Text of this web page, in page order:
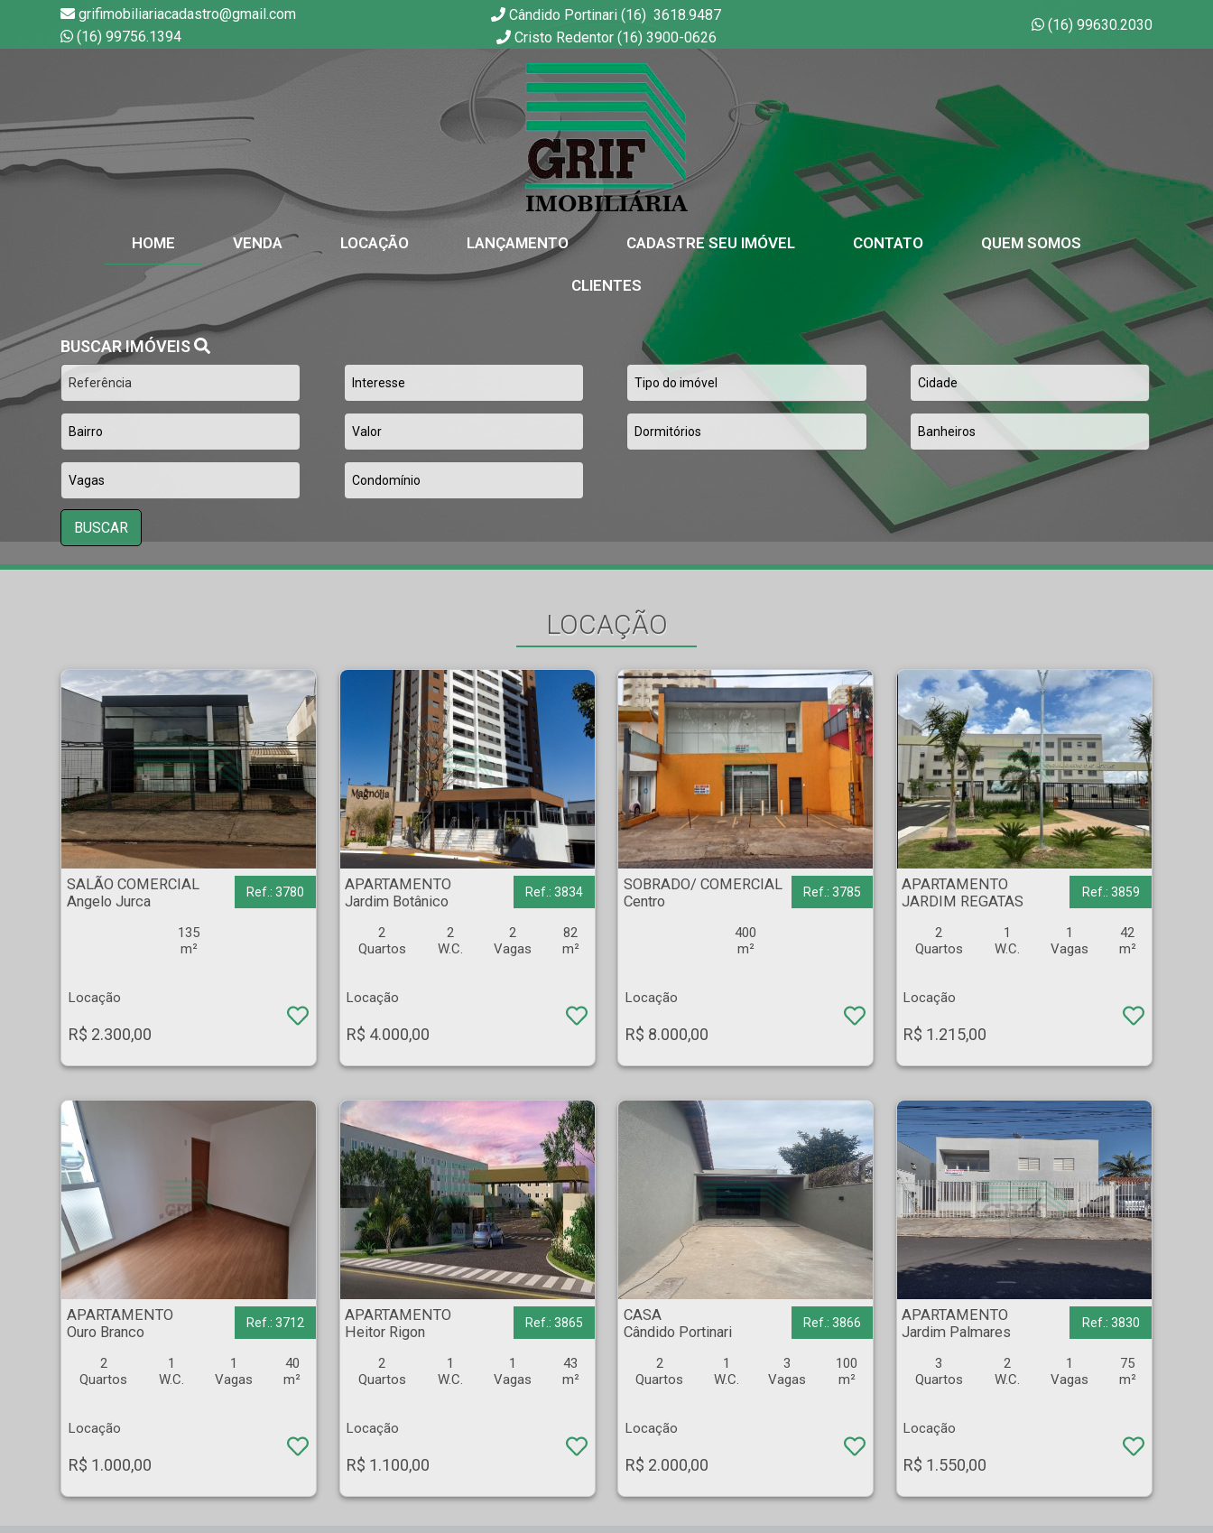
grifimobiliariacadastro@gmail.com
(16) 99756.1394
Cândido Portinari (16) 3618.9487
Cristo Redentor (16) 3900-0626
(16) 99630.2030
HOME VENDA LOCAÇÃO LANÇAMENTO CADASTRE SEU IMÓVEL CONTATO QUEM SOMOS
CLIENTES
BUSCAR IMÓVEIS
BUSCAR
LOCAÇÃO
SALÃO COMERCIAL - Angelo Jurca - Ribeirão Preto
SALÃO COMERCIAL
Angelo Jurca
Ref.: 3780
135
m²
Locação
R$ 2.300,00
APARTAMENTO - Jardim Botânico - Ribeirão Preto
APARTAMENTO
Jardim Botânico
Ref.: 3834
2
Quartos
2
W.C.
2
Vagas
82
m²
Locação
R$ 4.000,00
SOBRADO/ COMERCIAL - Centro - Ribeirão Preto
SOBRADO/ COMERCIAL
Centro
Ref.: 3785
400
m²
Locação
R$ 8.000,00
APARTAMENTO - JARDIM REGATAS - Ribeirão Preto
APARTAMENTO
JARDIM REGATAS
Ref.: 3859
2
Quartos
1
W.C.
1
Vagas
42
m²
Locação
R$ 1.215,00
APARTAMENTO - Ouro Branco - Ribeirão Preto
APARTAMENTO
Ouro Branco
Ref.: 3712
2
Quartos
1
W.C.
1
Vagas
40
m²
Locação
R$ 1.000,00
APARTAMENTO - Heitor Rigon - Ribeirão Preto
APARTAMENTO
Heitor Rigon
Ref.: 3865
2
Quartos
1
W.C.
1
Vagas
43
m²
Locação
R$ 1.100,00
CASA - Cândido Portinari - Ribeirão Preto
CASA
Cândido Portinari
Ref.: 3866
2
Quartos
1
W.C.
3
Vagas
100
m²
Locação
R$ 2.000,00
APARTAMENTO
Jardim Palmares
Ref.: 3830
3
Quartos
2
W.C.
1
Vagas
75
m²
Locação
R$ 1.550,00